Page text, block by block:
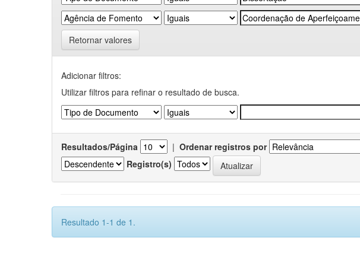
Retornar valores
Adicionar filtros:
Utilizar filtros para refinar o resultado de busca.
Resultados/Página | Ordenar registros por
Registro(s)
Resultado 1-1 de 1.